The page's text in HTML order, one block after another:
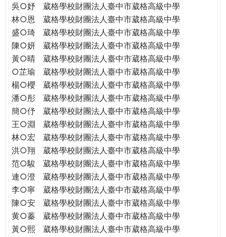
吳○妤
葳格學校財團法人臺中市葳格高級中學
林○恩
葳格學校財團法人臺中市葳格高級中學
盛○琦
葳格學校財團法人臺中市葳格高級中學
陳○妍
葳格學校財團法人臺中市葳格高級中學
黃○晴
葳格學校財團法人臺中市葳格高級中學
○芷瑜
葳格學校財團法人臺中市葳格高級中學
楊○櫻
葳格學校財團法人臺中市葳格高級中學
潘○彤
葳格學校財團法人臺中市葳格高級中學
簡○伃
葳格學校財團法人臺中市葳格高級中學
王○淵
葳格學校財團法人臺中市葳格高級中學
林○宏
葳格學校財團法人臺中市葳格高級中學
洪○翔
葳格學校財團法人臺中市葳格高級中學
范○駿
葳格學校財團法人臺中市葳格高級中學
連○澄
葳格學校財團法人臺中市葳格高級中學
李○寧
葳格學校財團法人臺中市葳格高級中學
陳○安
葳格學校財團法人臺中市葳格高級中學
黄○蓁
葳格學校財團法人臺中市葳格高級中學
黃○熙
葳格學校財團法人臺中市葳格高級中學